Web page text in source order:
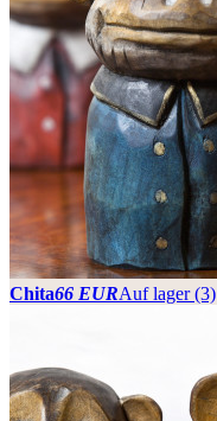
Chita66 EURAuf lager (3)